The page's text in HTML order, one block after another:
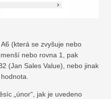
(která se zvyšuje nebo
nebo rovna 1, pak
(Jan Sales Value), nebo jinak
„únor“, jak je uvedeno